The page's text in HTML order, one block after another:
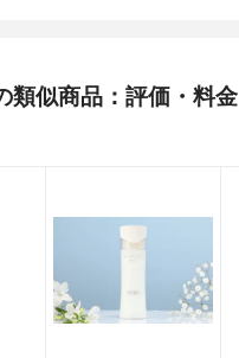
類似商品：評価・料金